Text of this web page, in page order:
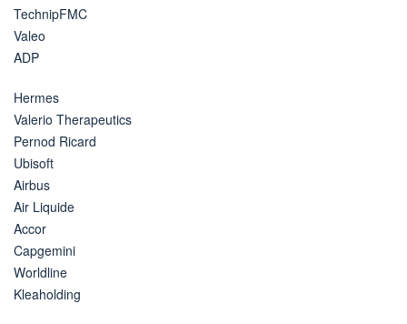
TechnipFMC
Valeo
ADP
Hermes
Valerio Therapeutics
Pernod Ricard
Ubisoft
Airbus
Air Liquide
Accor
Capgemini
Worldline
Kleaholding